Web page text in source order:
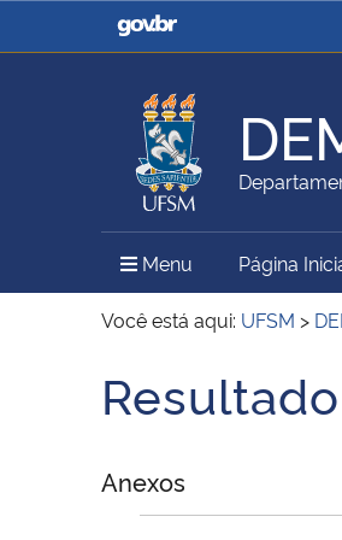
Casa Civil
Ministério da Agricultura,
Pecuária e Abastecimento
Ministério do Meio Ambiente
Secretaria de Governo
Menu MenuPágina
Você está aqui: UFSM >
Início do conteúdo
Anexos